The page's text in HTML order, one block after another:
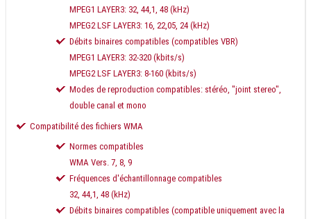
MPEG1 LAYER3: 32, 44,1, 48 (kHz)
MPEG2 LSF LAYER3: 16, 22,05, 24 (kHz)
Débits binaires compatibles (compatibles VBR)
MPEG1 LAYER3: 32-320 (kbits/s)
MPEG2 LSF LAYER3: 8-160 (kbits/s)
Modes de reproduction compatibles: stéréo, "joint stereo",
double canal et mono
Compatibilité des fichiers WMA
Normes compatibles
WMA Vers. 7, 8, 9
Fréquences d'échantillonnage compatibles
32, 44,1, 48 (kHz)
Débits binaires compatibles (compatible uniquement avec la